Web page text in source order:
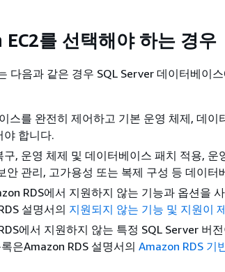
를 선택해야 하는 경우
다음과 같은 경우 SQL Server 데이터베이
스를 완전히 제어하고 기본 운영 체제, 데이
야 합니다.
구, 운영 체제 및 데이터베이스 패치 적용, 운
안 관리, 고가용성 또는 복제 구성 등 데이터
RDS에서 지원하지 않는 기능과 옵션을
설명서의 지원되지 않는 기능 및 지원이
에서 지원하지 않는 특정 SQL Server 버
은Amazon RDS 설명서의 Amazon RDS 기